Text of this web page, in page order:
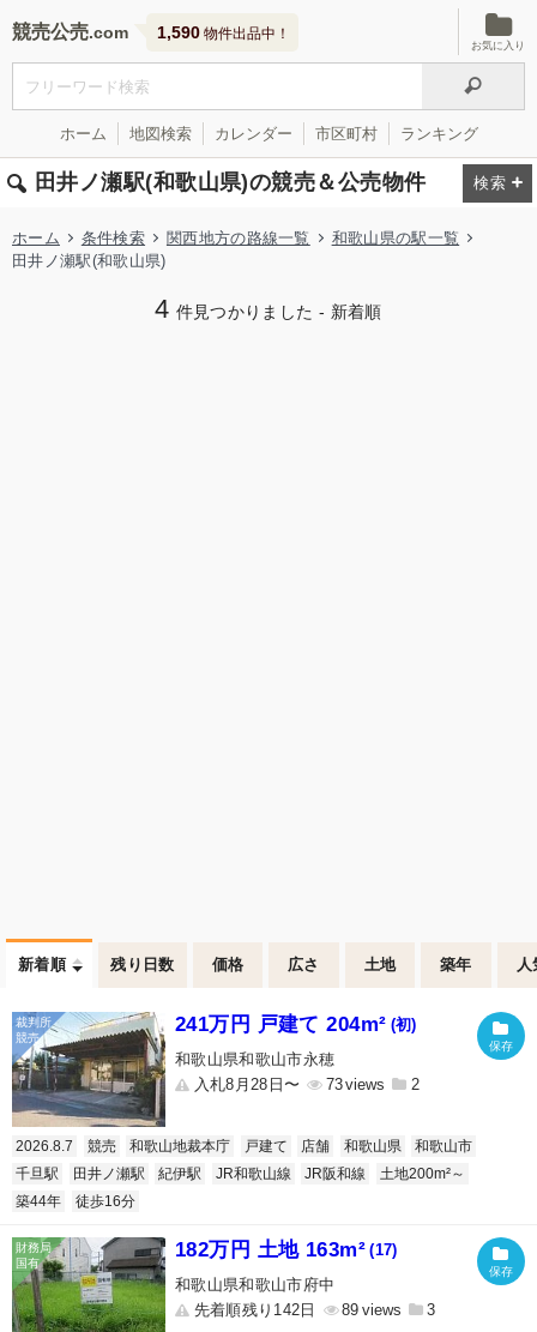
競売公売 1,590 物件出品中！
お気に入り
ホーム 地図検索 カレンダー 市区町村 ランキング
田井ノ瀬駅(和歌山県)の競売＆公売物件
ホーム 条件検索 関西地方の路線一覧
和歌山県の駅一覧
田井ノ瀬駅(和歌山県)
4 件見つかりました - 新着順
新着順 残り日数 価格 広さ 土地 築年 人
241万円 戸建て 204m² (初)
和歌山県和歌山市永穂
入札8月28日〜
73 2
2026.8.7 競売 和歌山地裁本庁 戸建て 店舗 和歌山県
和歌山市
千旦駅
田井ノ瀬駅 紀伊駅 JR和歌山線 JR阪和線
土地200m²～
築44年
徒歩16分
182万円 土地 163m² (17)
和歌山県和歌山市府中
先着順残り142日
89 3